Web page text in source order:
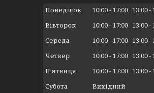
Понеділок 10:00 17:00 13:00
Вівторок
10:00 17:00 13:00
Середа
10:00 17:00 13:00
Четвер
10:00 17:00 13:00
Пʼятниця
10:00 17:00 13:00
Субота
Вихідний